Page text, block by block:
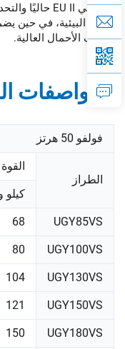
للوائح البيئية، في حين
ظروف الأحمال العالية.
المواصفات
فولفو 50 هرتز
الطراز
كيلو
UGY85VS
68
UGY100VS
80
UGY130VS
104
UGY150VS
121
UGY180VS
150